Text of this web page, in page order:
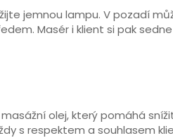
jemnou lampu. V pozadí
Masér i klient si pak
olej, který pomáhá
s respektem a souhlasem